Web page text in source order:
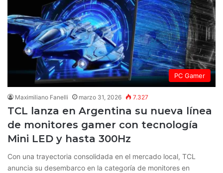
PC Gamer
Maximiliano Fanelli marzo 31, 2026 7.327
TCL lanza en Argentina su nueva línea
de monitores gamer con tecnología
Mini LED y hasta 300Hz
Con una trayectoria consolidada en el mercado local, TCL
anuncia su desembarco en la categoría de monitores en